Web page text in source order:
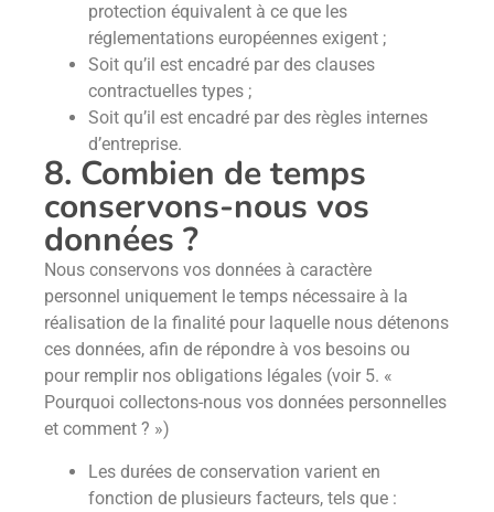
protection équivalent à ce que les
réglementations européennes exigent ;
Soit qu’il est encadré par des clauses
contractuelles types ;
Soit qu’il est encadré par des règles internes
d’entreprise.
8. Combien de temps
conservons-nous vos
données ?
Nous conservons vos données à caractère
personnel uniquement le temps nécessaire à la
réalisation de la finalité pour laquelle nous détenons
ces données, afin de répondre à vos besoins ou
pour remplir nos obligations légales (voir 5. «
Pourquoi collectons-nous vos données personnelles
et comment ? »)
Les durées de conservation varient en
fonction de plusieurs facteurs, tels que :